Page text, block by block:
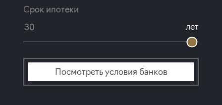
Срок ипотеки
лет
Посмотреть условия банков